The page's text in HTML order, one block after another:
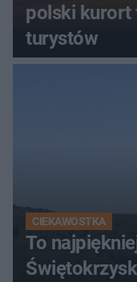
polski kurort
turystów
CIEKAWOSTKA
To